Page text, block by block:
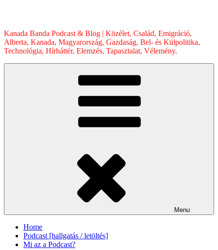
Kanada Banda Podcast & Blog | Közélet, Család, Emigráció,
Alberta, Kanada, Magyarország, Gazdaság, Bel- és Külpolitika,
Technológia, Hírháttér, Elemzés, Tapasztalat, Vélemény.
Menu
Home
Podcast [hallgatás / letöltés]
Mi az a Podcast?